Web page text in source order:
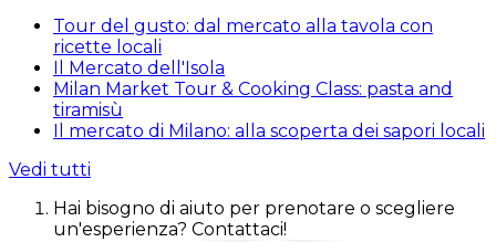
Tour del gusto: dal mercato alla tavola con
ricette locali
Il Mercato dell'Isola
Milan Market Tour & Cooking Class: pasta and
tiramisù
Il mercato di Milano: alla scoperta dei sapori locali
Vedi tutti
Hai bisogno di aiuto per prenotare o scegliere
un'esperienza? Contattaci!